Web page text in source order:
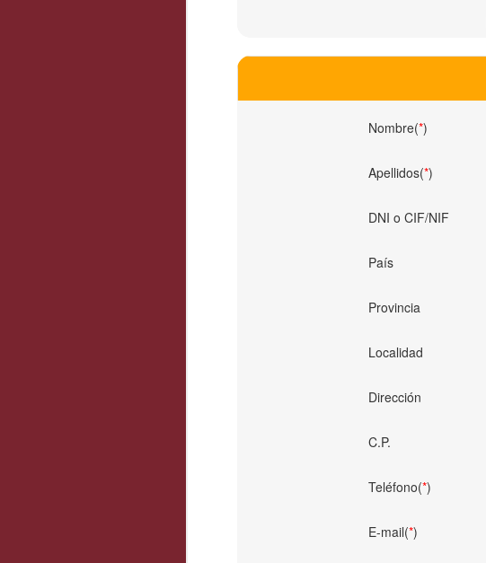
Nombre(*)
Apellidos(*)
DNI o CIF/NIF
País
Provincia
Localidad
Dirección
C.P.
Teléfono(*)
E-mail(*)